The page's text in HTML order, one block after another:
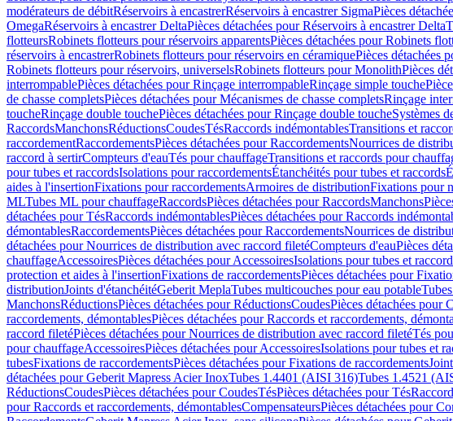
modérateurs de débitRéservoirs à encastrerRéservoirs à encastrer SigmaPièces
OmegaRéservoirs à encastrer DeltaPièces détachées pour Réservoirs à encastrer Delta
flotteursRobinets flotteurs pour réservoirs apparentsPièces détachées pour Robinets
réservoirs à encastrerRobinets flotteurs pour réservoirs en céramiquePièces détachées
Robinets flotteurs pour réservoirs, universelsRobinets flotteurs pour MonolithPièces
interrompablePièces détachées pour Rinçage interrompableRinçage simple touche
de chasse completsPièces détachées pour Mécanismes de chasse completsRinçage
toucheRinçage double touchePièces détachées pour Rinçage double toucheSystèmes
RaccordsManchonsRéductionsCoudesTésRaccords indémontablesTransitions et
raccordementRaccordementsPièces détachées pour RaccordementsNourrices de
raccord à sertirCompteurs d'eauTés pour chauffageTransitions et raccords pour
pour tubes et raccordsIsolations pour raccordementsÉtanchéités pour tubes et raccords
aides à l'insertionFixations pour raccordementsArmoires de distributionFixations pour
MLTubes ML pour chauffageRaccordsPièces détachées pour RaccordsManchons
détachées pour TésRaccords indémontablesPièces détachées pour Raccords
démontablesRaccordementsPièces détachées pour RaccordementsNourrices de
détachées pour Nourrices de distribution avec raccord filetéCompteurs d'eauPièces
chauffageAccessoiresPièces détachées pour AccessoiresIsolations pour tubes et
protection et aides à l'insertionFixations de raccordementsPièces détachées pour
distributionJoints d'étanchéitéGeberit MeplaTubes multicouches pour eau potable
ManchonsRéductionsPièces détachées pour RéductionsCoudesPièces détachées pour
raccordements, démontablesPièces détachées pour Raccords et raccordements,
raccord filetéPièces détachées pour Nourrices de distribution avec raccord filetéTés
pour chauffageAccessoiresPièces détachées pour AccessoiresIsolations pour tubes et
tubesFixations de raccordementsPièces détachées pour Fixations de raccordements
détachées pour Geberit Mapress Acier InoxTubes 1.4401 (AISI 316)Tubes 1.4521
RéductionsCoudesPièces détachées pour CoudesTésPièces détachées pour Tés
pour Raccords et raccordements, démontablesCompensateursPièces détachées pour